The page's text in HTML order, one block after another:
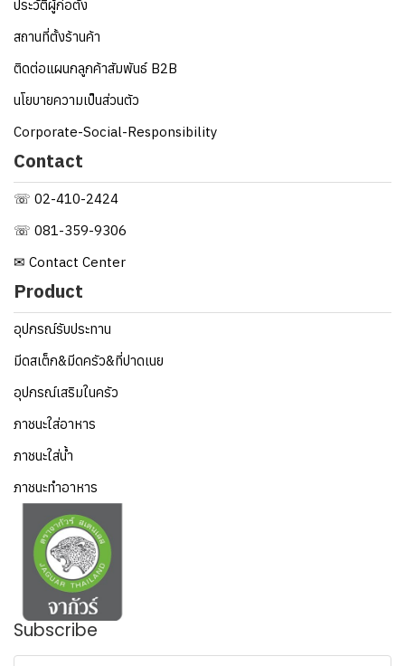
ประวัติผู้ก่อตั้ง
สถานที่ตั้งร้านค้า
ติดต่อแผนกลูกค้าสัมพันธ์ B2B
นโยบายความเป็นส่วนตัว
Corporate-Social-Responsibility
Contact
☏ 02-410-2424
☏ 081-359-9306
✉ Contact Center
Product
อุปกรณ์รับประทาน
มีดสเต็ก&มีดครัว&ที่ปาดเนย
อุปกรณ์เสริมในครัว
ภาชนะใส่อาหาร
ภาชนะใส่น้ำ
ภาชนะทำอาหาร
Subscribe